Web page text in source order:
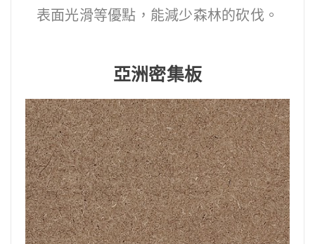
表面光滑等優點，能減少森林的砍伐。
亞洲密集板